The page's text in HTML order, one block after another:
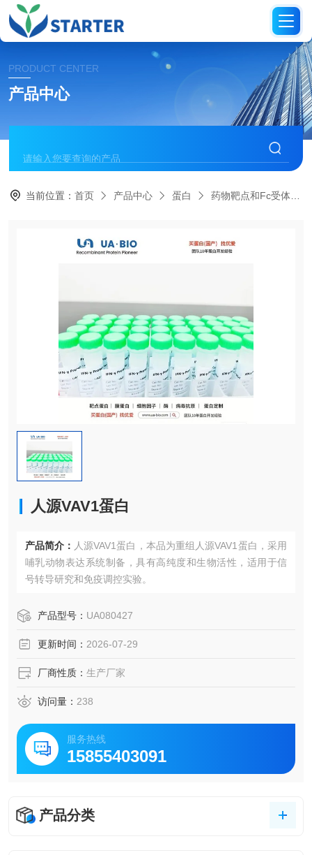
PRODUCT CENTER
产品中心
当前位置：首页 产品中心 蛋白 药物靶点和Fc受体
人源VAV1蛋白
产品简介： 人源VAV1蛋白，本品为重组人源VAV1蛋白，采用
哺乳动物表达系统制备，具有高纯度和生物活性，适用于信
号转导研究和免疫调控实验。
产品型号： UA080427
更新时间： 2026-07-29
厂商性质： 生产厂家
访问量： 238
服务热线
15855403091
产品分类